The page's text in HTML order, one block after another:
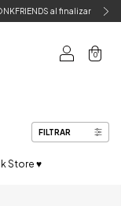
al finalizar
0
FILTRAR
Store ♥